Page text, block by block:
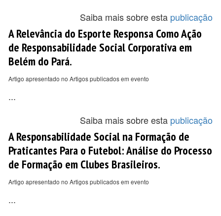
Saiba mais sobre esta publicação
A Relevância do Esporte Responsa Como Ação
de Responsabilidade Social Corporativa em
Belém do Pará.
Artigo apresentado no Artigos publicados em evento
...
Saiba mais sobre esta publicação
A Responsabilidade Social na Formação de
Praticantes Para o Futebol: Análise do Processo
de Formação em Clubes Brasileiros.
Artigo apresentado no Artigos publicados em evento
...